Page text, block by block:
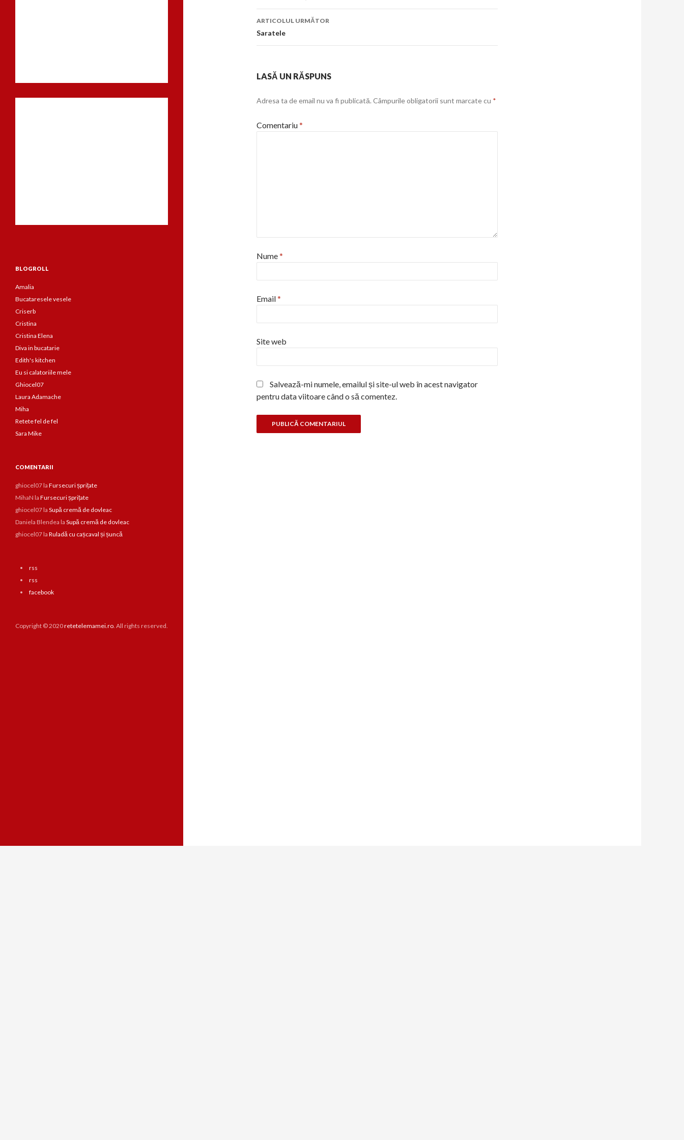
articol
ARTICOLUL URMĂTOR
Saratele
LASĂ UN RĂSPUNS
Adresa ta de email nu va fi publicată. Câmpurile obligatorii sunt marcate cu *
Comentariu*
Nume*
Email*
Site web
Salvează-mi numele, emailul și site-ul web în acest navigator
pentru data viitoare când o să comentez.
BLOGROLL
Amalia
Bucataresele vesele
Criserb
Cristina
Cristina Elena
Diva in bucatarie
Edith's kitchen
Eu si calatoriile mele
Ghiocel07
Laura Adamache
Miha
Retete fel de fel
Sara Mike
COMENTARII
ghiocel07la Fursecuri șprițate
MihaN la Fursecuri șprițate
ghiocel07la Supă cremă de dovleac
Daniela Blendea la Supă cremă de dovleac
ghiocel07la Ruladă cu cașcaval și șuncă
rss
rss
facebook
Copyright © 2020retetelemamei.ro. All rights reserved.